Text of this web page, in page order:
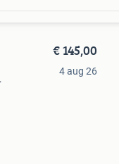
€ 145,00
4 aug 26